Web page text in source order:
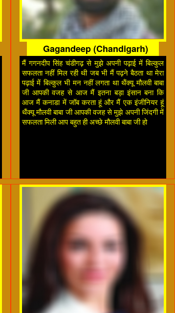
Gagandeep (Chandigarh)
मैं गगनदीप सिंह चंडीगढ़ से मुझे अपनी पढ़ाई में बिल्कुल
सफलता नहीं मिल रही थी जब भी मैं पढ़ने बैठता था मेरा
पढ़ाई में बिल्कुल भी मन नहीं लगता था थैंक्यू मौलवी बाबा
जी आपकी वजह से आज मैं इतना बड़ा इंसान बना कि
आज मैं कनाडा में जॉब करता हूं और मैं एक इंजीनियर हूं
थैंक्यू मौलवी बाबा जी आपकी वजह से मुझे अपनी जिंदगी में
सफलता मिली आप बहुत ही अच्छे मौलवी बाबा जी हो